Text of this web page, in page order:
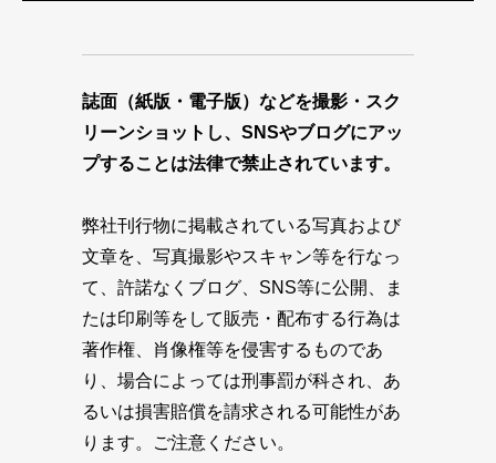
誌面（紙版・電子版）などを撮影・スク
リーンショットし、SNSやブログにアッ
プすることは法律で禁止されています。
弊社刊行物に掲載されている写真および
文章を、写真撮影やスキャン等を行なっ
て、許諾なくブログ、SNS等に公開、ま
たは印刷等をして販売・配布する行為は
著作権、肖像権等を侵害するものであ
り、場合によっては刑事罰が科され、あ
るいは損害賠償を請求される可能性があ
ります。ご注意ください。